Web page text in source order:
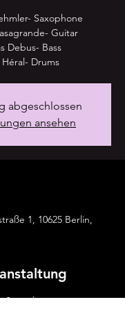
Saxophone
Guitar
Debus- Bass
Héral- Drums
abgeschlossen
ansehen
1, 10625 Berlin,
Saxophone